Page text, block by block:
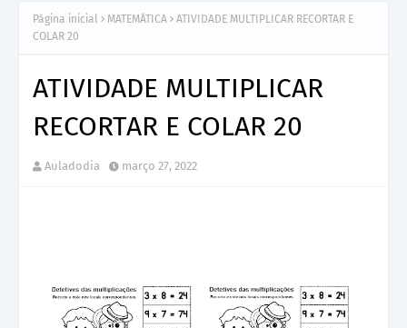
Página inicial MATEMÁTICA
ATIVIDADE MULTIPLICAR RECORTAR E
COLAR 20
ATIVIDADE MULTIPLICAR
RECORTAR E COLAR 20
Auladodia março 27, 2022